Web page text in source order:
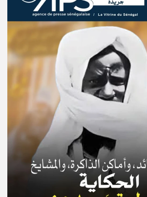
© Copyright 2025, APS